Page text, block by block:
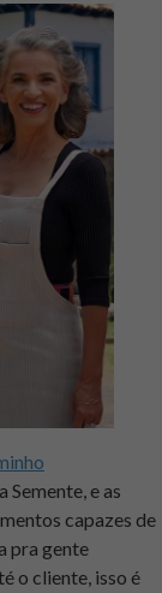
e as
capazes de
pra gente
o cliente, isso é